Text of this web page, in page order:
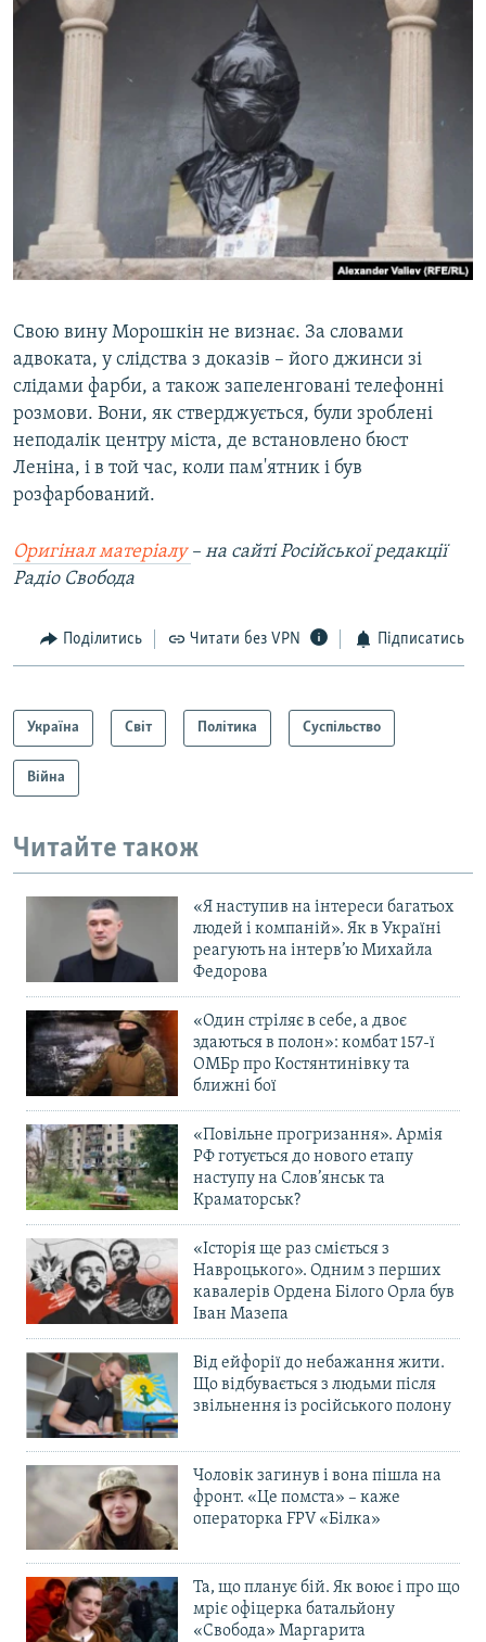
Свою вину Морошкін не визнає. За словами
адвоката, у слідства з доказів – його джинси зі
слідами фарби, а також запеленговані телефонні
розмови. Вони, як стверджується, були зроблені
неподалік центру міста, де встановлено бюст
Леніна, і в той час, коли пам'ятник і був
розфарбований.
Оригінал матеріалу – на сайті Російської редакції
Радіо Свобода
Поділитись Читати без VPN Підписатись
Україна Світ Політика Суспільство
Війна
Читайте також
«Я наступив на інтереси багатьох
людей і компаній». Як в Україні
реагують на інтерв’ю Михайла
Федорова
«Один стріляє в себе, а двоє
здаються в полон»: комбат 157-ї
ОМБр про Костянтинівку та
ближні бої
«Повільне прогризання». Армія
РФ готується до нового етапу
наступу на Слов’янськ та
Краматорськ?
«Історія ще раз сміється з
Навроцького». Одним з перших
кавалерів Ордена Білого Орла був
Іван Мазепа
Від ейфорії до небажання жити.
Що відбувається з людьми після
звільнення із російського полону
Чоловік загинув і вона пішла на
фронт. «Це помста» – каже
операторка FPV «Білка»
Та, що планує бій. Як воює і про що
мріє офіцерка батальйону
«Свобода» Маргарита